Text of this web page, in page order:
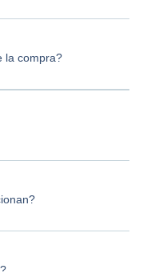
la compra?